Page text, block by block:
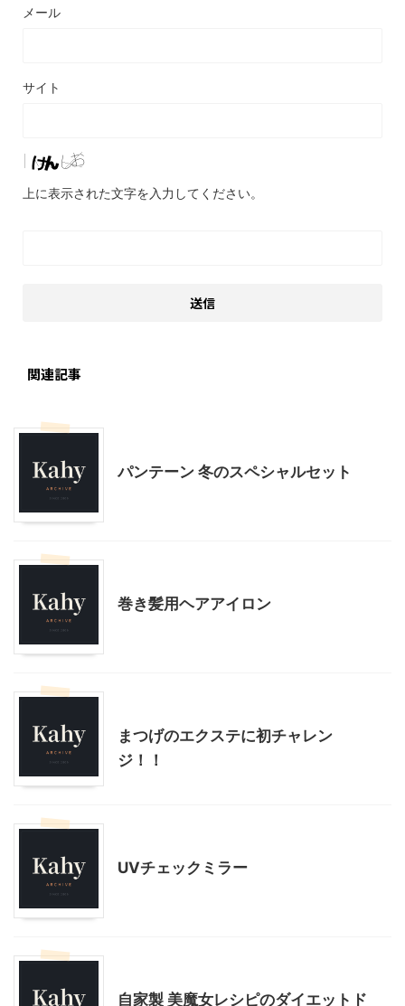
メール
サイト
上に表示された文字を入力してください。
関連記事
パンテーン 冬のスペシャルセット
巻き髪用ヘアアイロン
まつげのエクステに初チャレン
ジ！！
UVチェックミラー
自家製 美魔女レシピのダイエットド